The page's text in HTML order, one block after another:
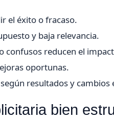
el éxito o fracaso.
y baja relevancia.
confusos reducen el
oportunas.
resultados y cambios
bien